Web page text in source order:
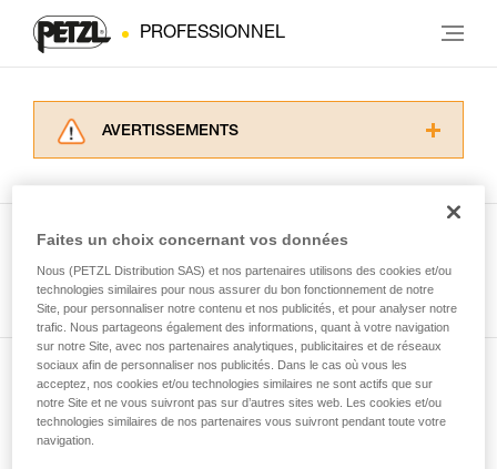
PROFESSIONNEL
AVERTISSEMENTS
informations de la notice technique pour
d’informations.
Maîtriser ces techniques nécessite une
formation et un entraînement spécifique. Validez
avec un professionnel votre capacité à refaire
la manipulation, seul, en toute sécurité, avant
de la reproduire en autonomie.
Nous donnons des exemples de techniques
Voir tous les conseils
Abonnez-vous à la newsletter
et restez connecté à notre actualité
Faites un choix concernant vos données
Nous (PETZL Distribution SAS) et nos partenaires utilisons des cookies et/ou
technologies similaires pour nous assurer du bon fonctionnement de notre
Site, pour personnaliser notre contenu et nos publicités, et pour analyser notre
trafic. Nous partageons également des informations, quant à votre navigation
sur notre Site, avec nos partenaires analytiques, publicitaires et de réseaux
sociaux afin de personnaliser nos publicités. Dans le cas où vous les
acceptez, nos cookies et/ou technologies similaires ne sont actifs que sur
notre Site et ne vous suivront pas sur d’autres sites web. Les cookies et/ou
technologies similaires de nos partenaires vous suivront pendant toute votre
navigation.